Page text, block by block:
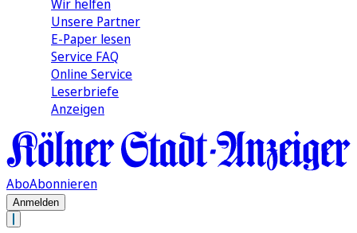
Wir helfen
Unsere Partner
E-Paper lesen
Service FAQ
Online Service
Leserbriefe
Anzeigen
AboAbonnieren
Anmelden